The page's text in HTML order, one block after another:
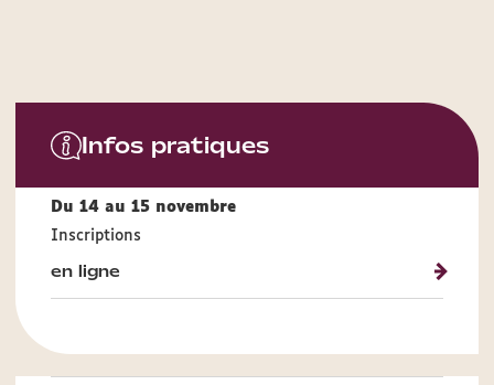
Infos pratiques
Du 14 au 15 novembre
Inscriptions
en ligne